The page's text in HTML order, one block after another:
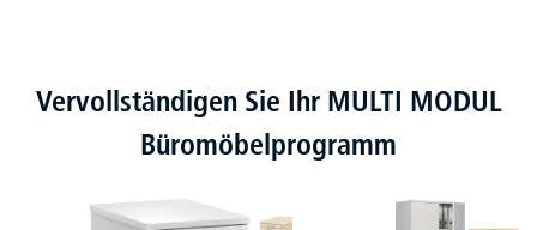
Produktgalerie überspringen
Vervollständigen Sie Ihr MULTI MODUL
Büromöbelprogramm